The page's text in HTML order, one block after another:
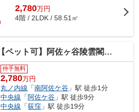
2,780万円
4階 / 2LDK / 58.51㎡
【ペット可】阿佐ヶ谷陵雲閣マンション ９階部分
仲手無料
2,780万円
丸ノ内線 「南阿佐ケ谷 」駅 徒歩1分
中央線 「 阿佐ケ谷 」駅 徒歩9分
中央線 「荻窪 」駅 徒歩19分